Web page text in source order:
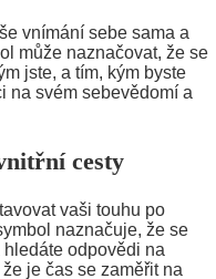
vnímání sebe sama a
může naznačovat, že se
jste, a tím, kým byste
na svém sebevědomí a
cesty
vaši touhu po
naznačuje, že se
odpovědi na
je čas se zaměřit na